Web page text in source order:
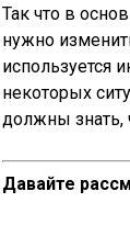
Так что в
нужно
используется
некоторых
должны знать,
Давайте